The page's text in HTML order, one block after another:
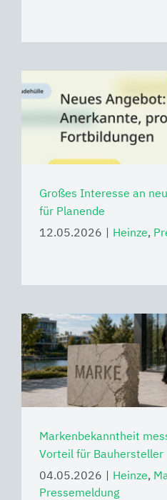
Großes Interesse an
für Planende
12.05.2026
Heinze,
Markenbekanntheit
Vorteil für Bauhersteller
04.05.2026
Heinze,
Pressemeldung